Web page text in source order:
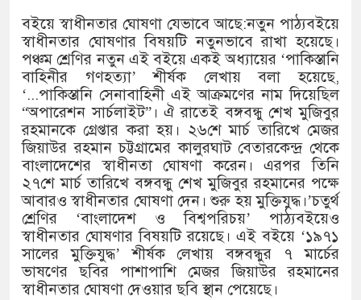
বইয়ে স্বাধীনতার ঘোষণা যেভাবে আছে:নতুন পাঠ্যবইয়ে
স্বাধীনতার ঘোষণার বিষয়টি নতুনভাবে রাখা হয়েছে।
পঞ্চম শ্রেণির নতুন এই বইয়ে একই অধ্যায়ের ‘পাকিস্তানি
বাহিনীর গণহত্যা’ শীর্ষক লেখায় বলা হয়েছে,
‘...পাকিস্তানি সেনাবাহিনী এই আক্রমণের নাম দিয়েছিল
“অপারেশন সার্চলাইট”। ঐ রাতেই বঙ্গবন্ধু শেখ মুজিবুর
রহমানকে গ্রেপ্তার করা হয়। ২৬শে মার্চ তারিখে মেজর
জিয়াউর রহমান চট্টগ্রামের কালুরঘাট বেতারকেন্দ্র থেকে
বাংলাদেশের স্বাধীনতা ঘোষণা করেন। এরপর তিনি
২৭শে মার্চ তারিখে বঙ্গবন্ধু শেখ মুজিবুর রহমানের পক্ষে
আবারও স্বাধীনতার ঘোষণা দেন। শুরু হয় মুক্তিযুদ্ধ।’চতুর্থ
শ্রেণির ‘বাংলাদেশ ও বিশ্বপরিচয়’ পাঠ্যবইয়েও
স্বাধীনতার ঘোষণার বিষয়টি রয়েছে। এই বইয়ে ‘১৯৭১
সালের মুক্তিযুদ্ধ’ শীর্ষক লেখায় বঙ্গবন্ধুর ৭ মার্চের
ভাষণের ছবির পাশাপাশি মেজর জিয়াউর রহমানের
স্বাধীনতার ঘোষণা দেওয়ার ছবি স্থান পেয়েছে।